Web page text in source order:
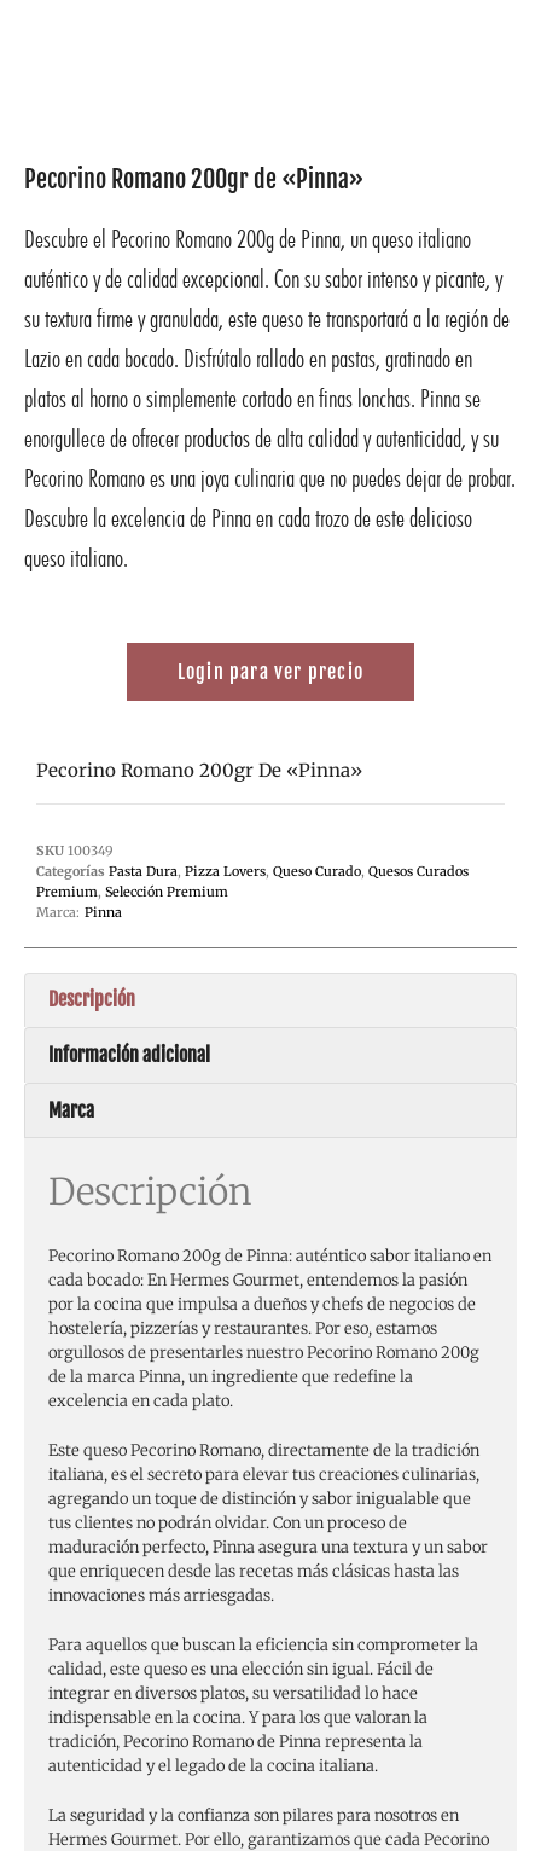
Pecorino Romano 200gr de «Pinna»
Descubre el Pecorino Romano 200g de Pinna, un queso italiano
auténtico y de calidad excepcional. Con su sabor intenso y picante, y
su textura firme y granulada, este queso te transportará a la región de
Lazio en cada bocado. Disfrútalo rallado en pastas, gratinado en
platos al horno o simplemente cortado en finas lonchas. Pinna se
enorgullece de ofrecer productos de alta calidad y autenticidad, y su
Pecorino Romano es una joya culinaria que no puedes dejar de probar.
Descubre la excelencia de Pinna en cada trozo de este delicioso
queso italiano.
Login para ver precio
Pecorino Romano 200gr De «Pinna»
SKU 100349
Categorías Pasta Dura, Pizza Lovers, Queso Curado, Quesos Curados
Premium, Selección Premium
Marca: Pinna
Descripción
Información adicional
Marca
Descripción
Pecorino Romano 200g de Pinna: auténtico sabor italiano en
cada bocado: En Hermes Gourmet, entendemos la pasión
por la cocina que impulsa a dueños y chefs de negocios de
hostelería, pizzerías y restaurantes. Por eso, estamos
orgullosos de presentarles nuestro Pecorino Romano 200g
de la marca Pinna, un ingrediente que redefine la
excelencia en cada plato.
Este queso Pecorino Romano, directamente de la tradición
italiana, es el secreto para elevar tus creaciones culinarias,
agregando un toque de distinción y sabor inigualable que
tus clientes no podrán olvidar. Con un proceso de
maduración perfecto, Pinna asegura una textura y un sabor
que enriquecen desde las recetas más clásicas hasta las
innovaciones más arriesgadas.
Para aquellos que buscan la eficiencia sin comprometer la
calidad, este queso es una elección sin igual. Fácil de
integrar en diversos platos, su versatilidad lo hace
indispensable en la cocina. Y para los que valoran la
tradición, Pecorino Romano de Pinna representa la
autenticidad y el legado de la cocina italiana.
La seguridad y la confianza son pilares para nosotros en
Hermes Gourmet. Por ello, garantizamos que cada Pecorino